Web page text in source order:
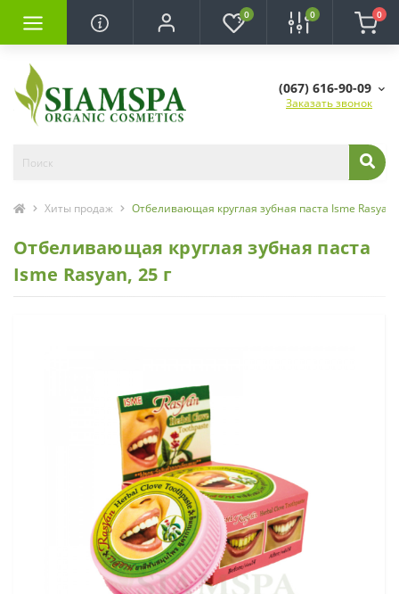
0 0 0
(067) 616-90-09
Заказать звонок
Хиты продаж Отбеливающая круглая зубная паста Isme Rasyan,
Отбеливающая круглая зубная паста
Isme Rasyan, 25 г